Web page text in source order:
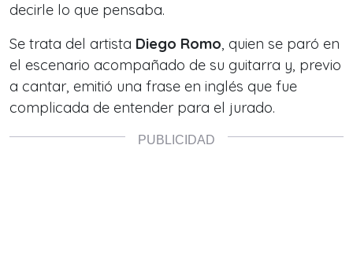
decirle lo que pensaba.
Se trata del artista Diego Romo, quien se paró en
el escenario acompañado de su guitarra y, previo
a cantar, emitió una frase en inglés que fue
complicada de entender para el jurado.